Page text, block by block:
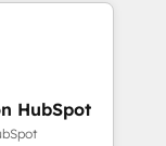
to
in
HubSpot